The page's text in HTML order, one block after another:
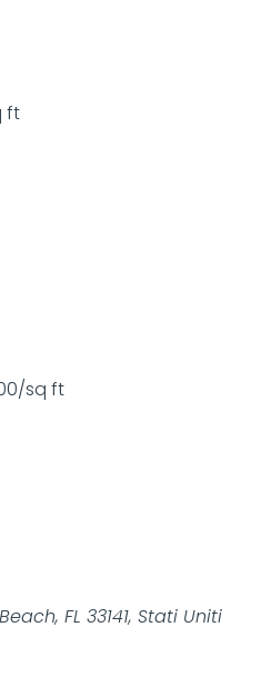
ft
sq ft
FL 33141, Stati Uniti